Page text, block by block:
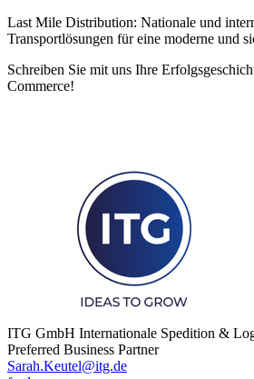
Last Mile Distribution: Nationale und
Transportlösungen für eine moderne und
Schreiben Sie mit uns Ihre
Commerce!
ITG GmbH Internationale Spedition &
Preferred Business Partner
Sarah.Keutel@itg.de